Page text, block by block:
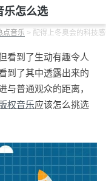
乐怎么选
点音乐 > 配得上冬奥会的科技
看到了生动有趣令人
到了其中透露出来的
与普通观众的距离，
权音乐应该怎么挑选